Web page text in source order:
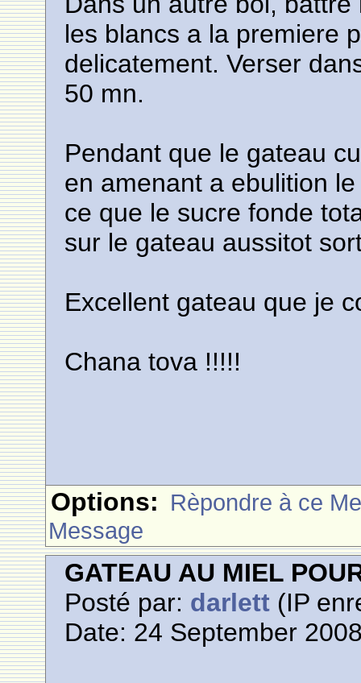
les blancs a la premiere
delicatement. Verser
50 mn.
Pendant que le gateau
en amenant a ebulition
ce que le sucre fonde
sur le gateau aussitot
Excellent gateau que je
Chana tova !!!!!
Options: Rèpondre à ce
Message
GATEAU AU MIEL
Posté par: darlett (IP
Date: 24 September